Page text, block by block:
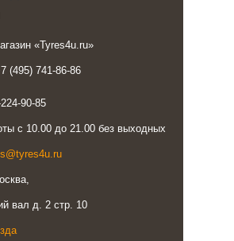
«Tyres4u.ru»
(495) 741-86-86
90-85
с 10.00 до 21.00 без выходных
вал д. 2 стр. 10